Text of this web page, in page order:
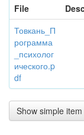
File
Товкань_П
рограмма
_психолог
ического.p
df
Show simple